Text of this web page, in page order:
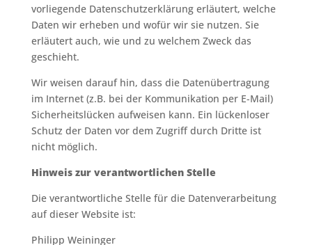
vorliegende Datenschutzerklärung erläutert, welche
Daten wir erheben und wofür wir sie nutzen. Sie
erläutert auch, wie und zu welchem Zweck das
geschieht.
Wir weisen darauf hin, dass die Datenübertragung
im Internet (z.B. bei der Kommunikation per E-Mail)
Sicherheitslücken aufweisen kann. Ein lückenloser
Schutz der Daten vor dem Zugriff durch Dritte ist
nicht möglich.
Hinweis zur verantwortlichen Stelle
Die verantwortliche Stelle für die Datenverarbeitung
auf dieser Website ist:
Philipp Weininger